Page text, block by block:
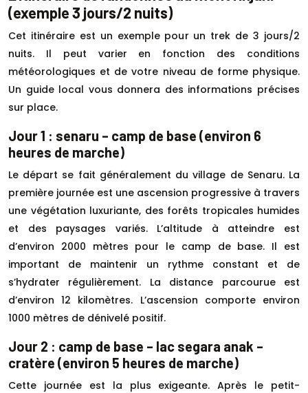
(exemple 3 jours/2 nuits)
Cet itinéraire est un exemple pour un trek de 3 jours/2
nuits. Il peut varier en fonction des conditions
météorologiques et de votre niveau de forme physique.
Un guide local vous donnera des informations précises
sur place.
Jour 1 : senaru – camp de base (environ 6
heures de marche)
Le départ se fait généralement du village de Senaru. La
première journée est une ascension progressive à travers
une végétation luxuriante, des forêts tropicales humides
et des paysages variés. L’altitude à atteindre est
d’environ 2000 mètres pour le camp de base. Il est
important de maintenir un rythme constant et de
s’hydrater régulièrement. La distance parcourue est
d’environ 12 kilomètres. L’ascension comporte environ
1000 mètres de dénivelé positif.
Jour 2 : camp de base – lac segara anak –
cratère (environ 5 heures de marche)
Cette journée est la plus exigeante. Après le petit-